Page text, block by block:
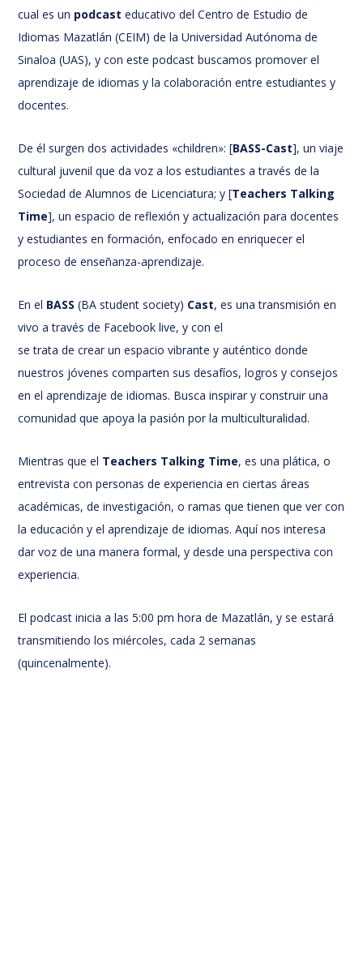
cual es un podcast educativo del Centro de Estudio de
Idiomas Mazatlán (CEIM) de la Universidad Autónoma de
Sinaloa (UAS), y con este podcast buscamos promover el
aprendizaje de idiomas y la colaboración entre estudiantes y
docentes.
De él surgen dos actividades «children»: [BASS-Cast], un viaje
cultural juvenil que da voz a los estudiantes a través de la
Sociedad de Alumnos de Licenciatura; y [Teachers Talking
Time], un espacio de reflexión y actualización para docentes
y estudiantes en formación, enfocado en enriquecer el
proceso de enseñanza-aprendizaje.
En el BASS (BA student society) Cast, es una transmisión en
vivo a través de Facebook live, y con el
se trata de crear un espacio vibrante y auténtico donde
nuestros jóvenes comparten sus desafíos, logros y consejos
en el aprendizaje de idiomas. Busca inspirar y construir una
comunidad que apoya la pasión por la multiculturalidad.
Mientras que el Teachers Talking Time, es una plática, o
entrevista con personas de experiencia en ciertas áreas
académicas, de investigación, o ramas que tienen que ver con
la educación y el aprendizaje de idiomas. Aquí nos interesa
dar voz de una manera formal, y desde una perspectiva con
experiencia.
El podcast inicia a las 5:00 pm hora de Mazatlán, y se estará
transmitiendo los miércoles, cada 2 semanas
(quincenalmente).